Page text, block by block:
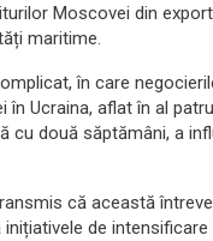
Moscovei din
maritime.
în care
Ucraina, aflat în al
cu două săptămâni, a
că această
de